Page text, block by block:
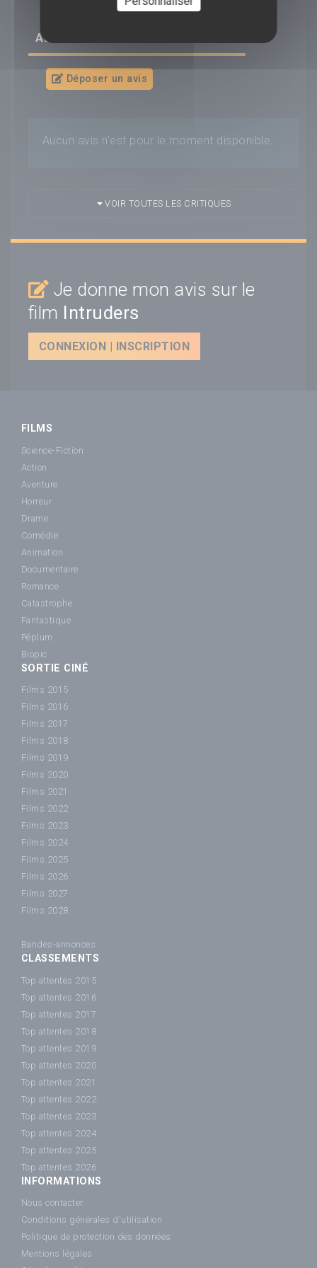
AVIS/CRITIQUE DU FILM
Déposer un avis
Aucun avis n'est pour le moment disponible.
VOIR TOUTES LES CRITIQUES
Je donne mon avis sur le
film Intruders
CONNEXION | INSCRIPTION
FILMS
Science-Fiction
Action
Aventure
Horreur
Drame
Comédie
Animation
Documentaire
Romance
Catastrophe
Fantastique
Péplum
Biopic
SORTIE CINÉ
Films 2015
Films 2016
Films 2017
Films 2018
Films 2019
Films 2020
Films 2021
Films 2022
Films 2023
Films 2024
Films 2025
Films 2026
Films 2027
Films 2028
Bandes-annonces
CLASSEMENTS
Top attentes 2015
Top attentes 2016
Top attentes 2017
Top attentes 2018
Top attentes 2019
Top attentes 2020
Top attentes 2021
Top attentes 2022
Top attentes 2023
Top attentes 2024
Top attentes 2025
Top attentes 2026
INFORMATIONS
Nous contacter
Conditions générales d'utilisation
Politique de protection des données
Mentions légales